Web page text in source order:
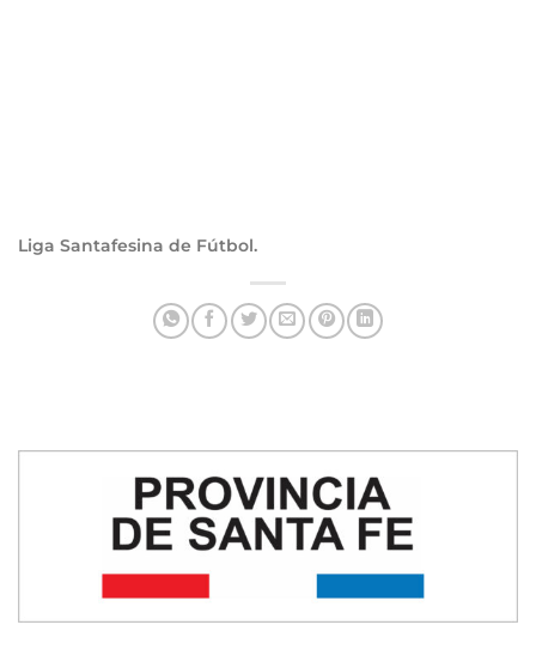
Liga Santafesina de Fútbol.